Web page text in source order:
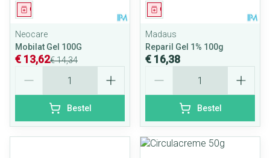
Geneesmiddel
Neocare
Mobilat Gel 100G
€ 14,34
€ 13,62
Bestel
Geneesmiddel
Madaus
Reparil Gel 1% 100g
€ 16,38
Bestel